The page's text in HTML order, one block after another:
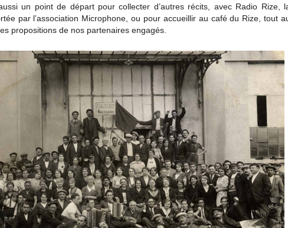
un point de départ pour collecter d’autres récits, avec Radio Rize,
par l’association Microphone, ou pour accueillir au café du Rize, tout
propositions de nos partenaires engagés.